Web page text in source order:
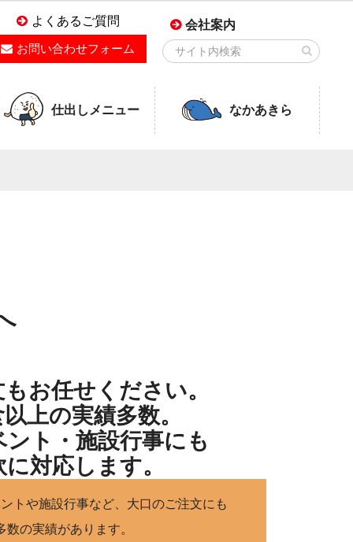
よくあるご質問
お問い合わせフォーム
会社案内
仕出しメニュー なかあきら
お任せください。
上の実績多数。
ント・施設行事にも
対応します。
トや施設行事など、大口のご注文にも
数の実績があります。